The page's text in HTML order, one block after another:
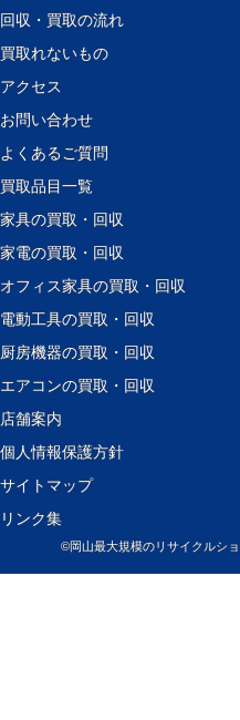
回収・買取の流れ
買取れないもの
アクセス
お問い合わせ
よくあるご質問
買取品目一覧
家具の買取・回収
家電の買取・回収
オフィス家具の買取・回収
電動工具の買取・回収
厨房機器の買取・回収
エアコンの買取・回収
店舗案内
個人情報保護方針
サイトマップ
リンク集
©岡山最大規模のリサイクルシ